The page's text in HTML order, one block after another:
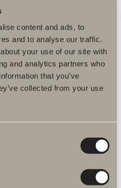
content and ads, to
and to analyse our traffic.
your use of our site with
and analytics partners who
that you’ve
collected from your use